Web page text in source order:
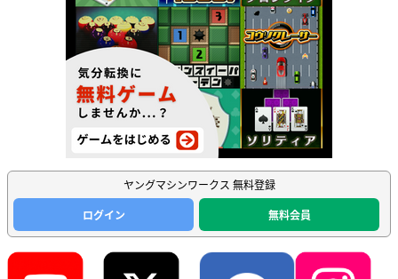
ヤングマシンワークス 無料登録
ログイン
無料会員